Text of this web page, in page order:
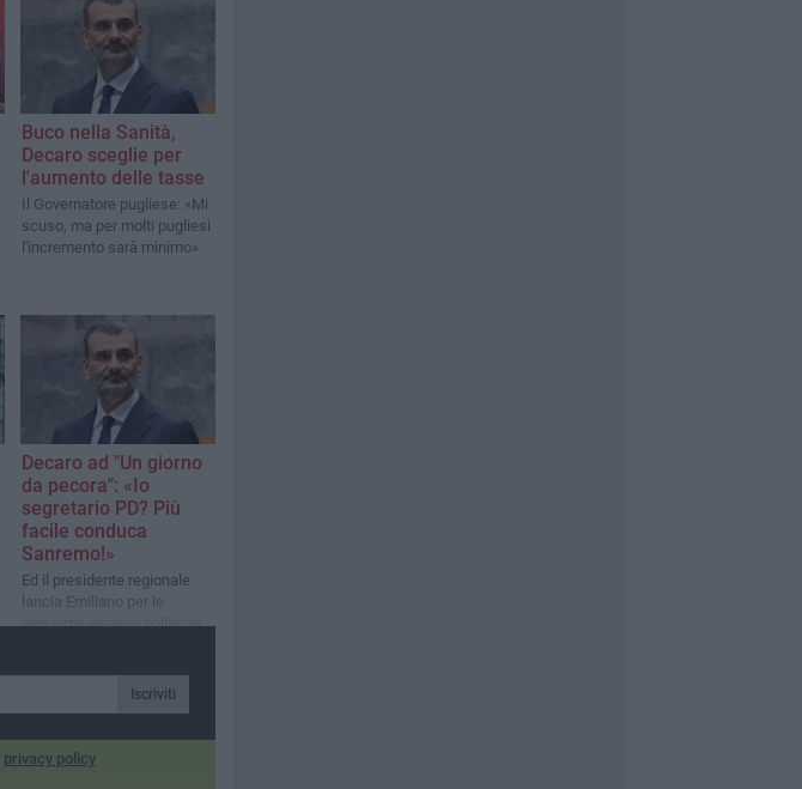
Buco nella Sanità,
Decaro sceglie per
l'aumento delle tasse
Il Governatore pugliese: «Mi
scuso, ma per molti pugliesi
l'incremento sarà minimo»
Decaro ad "Un giorno
da pecora": «Io
segretario PD? Più
facile conduca
Sanremo!»
Ed il presidente regionale
lancia Emiliano per le
prossime elezioni politiche
Iscriviti
privacy policy